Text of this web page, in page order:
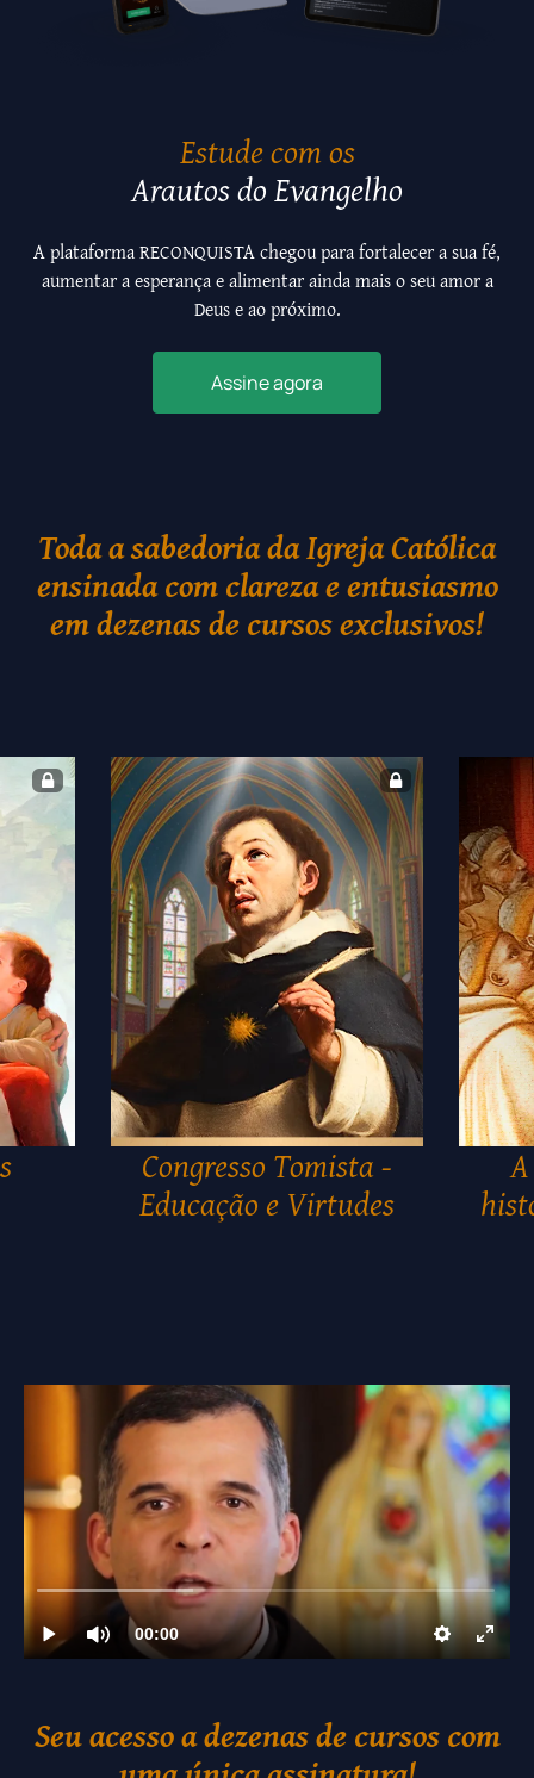
Estude com os
Arautos do Evangelho
A plataforma RECONQUISTA chegou para fortalecer a sua fé,
aumentar a esperança e alimentar ainda mais o seu amor a
Deus e ao próximo.
Assine agora
Toda a sabedoria da Igreja Católica
ensinada com clareza e entusiasmo
em dezenas de cursos exclusivos!
Congresso Tomista -
Educação e Virtudes
Seu acesso a dezenas de cursos com